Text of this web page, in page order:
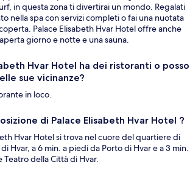
in questa zona ti divertirai un mondo. Regalati
nella spa con servizi completi o fai una nuotata
Palace Elisabeth Hvar Hotel offre anche
giorno e notte e una sauna.
Hvar Hotel ha dei ristoranti o posso
sue vicinanze?
in loco.
di Palace Elisabeth Hvar Hotel ?
Hvar Hotel si trova nel cuore del quartiere di
Hvar, a 6 min. a piedi da Porto di Hvar e a 3 min.
Teatro della Città di Hvar.